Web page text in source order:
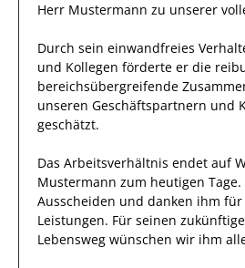
Herr Mustermann zu unserer
Durch sein einwandfreies
und Kollegen förderte er die
bereichsübergreifende
unseren Geschäftspartnern und
geschätzt.
Das Arbeitsverhältnis endet auf
Mustermann zum heutigen Tage.
Ausscheiden und danken ihm
Leistungen. Für seinen
Lebensweg wünschen wir ihm